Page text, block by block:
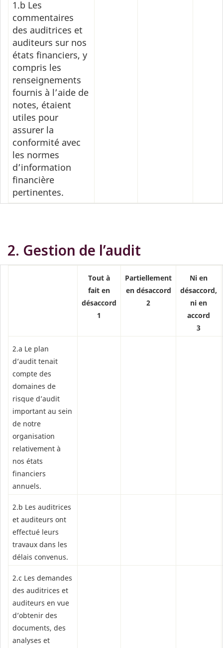
1.b Les
commentaires
des auditrices et
auditeurs sur nos
états financiers, y
compris les
renseignements
fournis à l’aide de
notes, étaient
utiles pour
assurer la
conformité avec
les normes
d’information
financière
pertinentes.
2. Gestion de l’audit
Tout à
fait en
désaccord
1
Partiellement
en désaccord
2
Ni en
désaccord,
ni en
accord
3
2.a Le plan
d’audit tenait
compte des
domaines de
risque d’audit
important au sein
de notre
organisation
relativement à
nos états
financiers
annuels.
2.b Les auditrices
et auditeurs ont
effectué leurs
travaux dans les
délais convenus.
2.c Les demandes
des auditrices et
auditeurs en vue
d’obtenir des
documents, des
analyses et